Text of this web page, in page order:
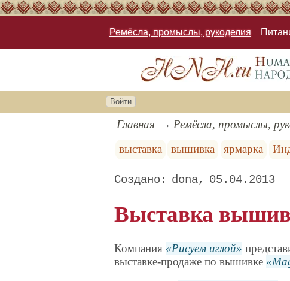
Ремёсла, промыслы, рукоделия
Войти
Главная Ремёсла, промыслы,
выставка
вышивка ярмарка
dona 05.04.2013
Выставка
Компания Рисуем иглой
выставке-продаже по вышивке